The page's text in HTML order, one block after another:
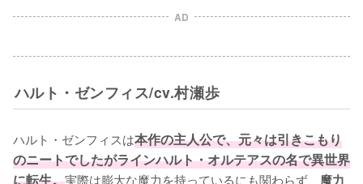
AD
ハルト・ゼンフィス/cv.村瀬歩
ハルト・ゼンフィスは本作の主人公で、元々は引きこもり
のニートでしたがラインハルト・オルテアスの名で異世界
に転生。実際は膨大な魔力を持っているにも関わらず、 魔力